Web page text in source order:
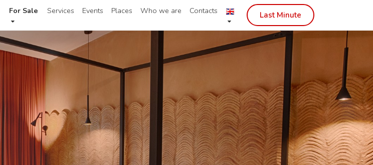
For Sale Services Events Places Who we are Contacts Last Minute